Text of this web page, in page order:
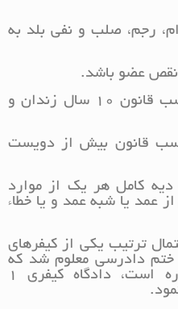
رجم، صلب و نفی بلد به
نقص عضو باشد.
ج – جرمی که کیفر آن به حسب قانون 10 سال زندان و
قانون بیش از دویست
کامل هر یک از موارد
عمد یا شبه عمد و یا خطاء
ترتیب یکی از کیفرهای
دادرسی معلوم شد که
کیفر آن کمتر از امور‌مذکوره است، دادگاه کیفری 1